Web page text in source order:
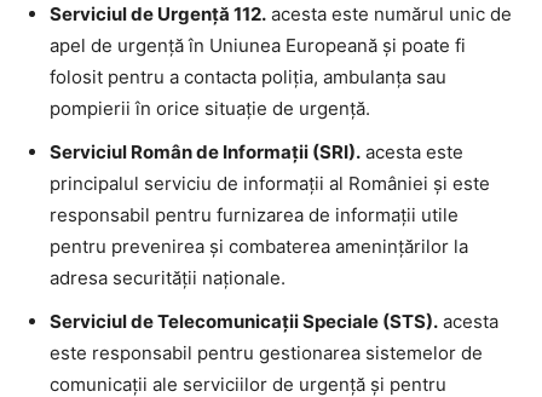
Serviciul de Urgență 112. acesta este numărul unic de
apel de urgență în Uniunea Europeană și poate fi
folosit pentru a contacta poliția, ambulanța sau
pompierii în orice situație de urgență.
Serviciul Român de Informații (SRI). acesta este
principalul serviciu de informații al României și este
responsabil pentru furnizarea de informații utile
pentru prevenirea și combaterea amenințărilor la
adresa securității naționale.
Serviciul de Telecomunicații Speciale (STS). acesta
este responsabil pentru gestionarea sistemelor de
comunicații ale serviciilor de urgență și pentru